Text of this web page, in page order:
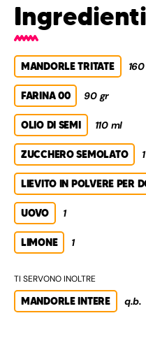
Ingredienti
MANDORLE TRITATE
FARINA 00 90 gr
OLIO DI SEMI 110 ml
ZUCCHERO SEMOLATO
LIEVITO IN POLVERE PER
UOVO 1
LIMONE 1
TI SERVONO INOLTRE
MANDORLE INTERE q.b.